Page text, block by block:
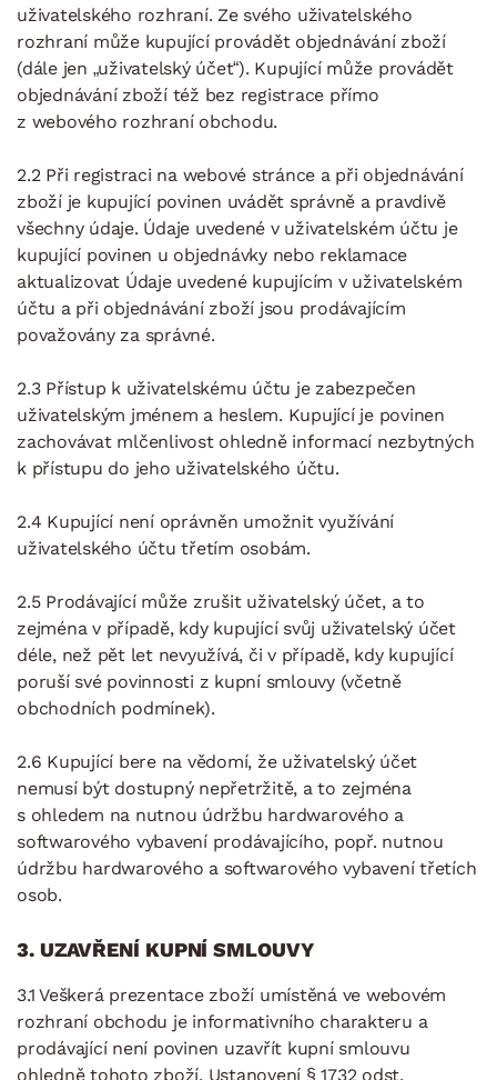
uživatelského rozhraní. Ze svého uživatelského
rozhraní může kupující provádět objednávání zboží
(dále jen „uživatelský účet“). Kupující může provádět
objednávání zboží též bez registrace přímo
z webového rozhraní obchodu.
2.2 Při registraci na webové stránce a při objednávání
zboží je kupující povinen uvádět správně a pravdivě
všechny údaje. Údaje uvedené v uživatelském účtu je
kupující povinen u objednávky nebo reklamace
aktualizovat Údaje uvedené kupujícím v uživatelském
účtu a při objednávání zboží jsou prodávajícím
považovány za správné.
2.3 Přístup k uživatelskému účtu je zabezpečen
uživatelským jménem a heslem. Kupující je povinen
zachovávat mlčenlivost ohledně informací nezbytných
k přístupu do jeho uživatelského účtu.
2.4 Kupující není oprávněn umožnit využívání
uživatelského účtu třetím osobám.
2.5 Prodávající může zrušit uživatelský účet, a to
zejména v případě, kdy kupující svůj uživatelský účet
déle, než pět let nevyužívá, či v případě, kdy kupující
poruší své povinnosti z kupní smlouvy (včetně
obchodních podmínek).
2.6 Kupující bere na vědomí, že uživatelský účet
nemusí být dostupný nepřetržitě, a to zejména
s ohledem na nutnou údržbu hardwarového a
softwarového vybavení prodávajícího, popř. nutnou
údržbu hardwarového a softwarového vybavení třetích
osob.
3. UZAVŘENÍ KUPNÍ SMLOUVY
3.1 Veškerá prezentace zboží umístěná ve webovém
rozhraní obchodu je informativního charakteru a
prodávající není povinen uzavřít kupní smlouvu
ohledně tohoto zboží. Ustanovení § 1732 odst.